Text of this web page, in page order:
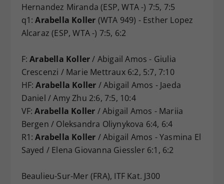
Hernandez Miranda (ESP, WTA -) 7:5, 7:5
q1:Arabella Koller (WTA 949) - Esther Lopez
Alcaraz (ESP, WTA -) 7:5, 6:2
F:Arabella Koller/ Abigail Amos - Giulia
Crescenzi / Marie Mettraux 6:2, 5:7, 7:10
HF:Arabella Koller / Abigail Amos - Jaeda
Daniel / Amy Zhu 2:6, 7:5, 10:4
VF:Arabella Koller / Abigail Amos - Mariia
Bergen / Oleksandra Oliynykova 6:4, 6:4
R1:Arabella Koller / Abigail Amos - Yasmina El
Sayed / Elena Giovanna Giessler 6:1, 6:2
Beaulieu-Sur-Mer (FRA), ITF Kat. J300